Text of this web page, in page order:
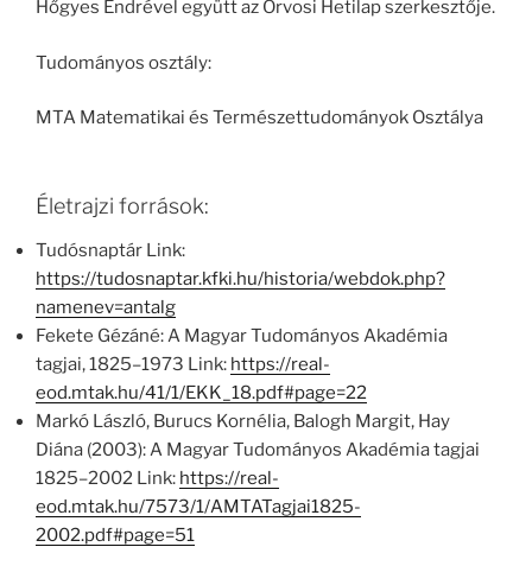
Hőgyes Endrével együtt az Orvosi Hetilap szerkesztője.
Tudományos osztály:
MTA Matematikai és Természettudományok Osztálya
Életrajzi források:
Tudósnaptár Link:
https://tudosnaptar.kfki.hu/historia/webdok.php?
namenev=antalg
Fekete Gézáné: A Magyar Tudományos Akadémia
tagjai, 1825–1973 Link: https://real-
eod.mtak.hu/41/1/EKK_18.pdf#page=22
Markó László, Burucs Kornélia, Balogh Margit, Hay
Diána (2003): A Magyar Tudományos Akadémia tagjai
1825–2002 Link: https://real-
eod.mtak.hu/7573/1/AMTATagjai1825-
2002.pdf#page=51